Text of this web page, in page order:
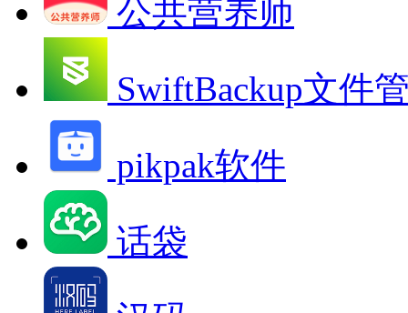
公共营养师
SwiftBackup文件
pikpak软件
话袋